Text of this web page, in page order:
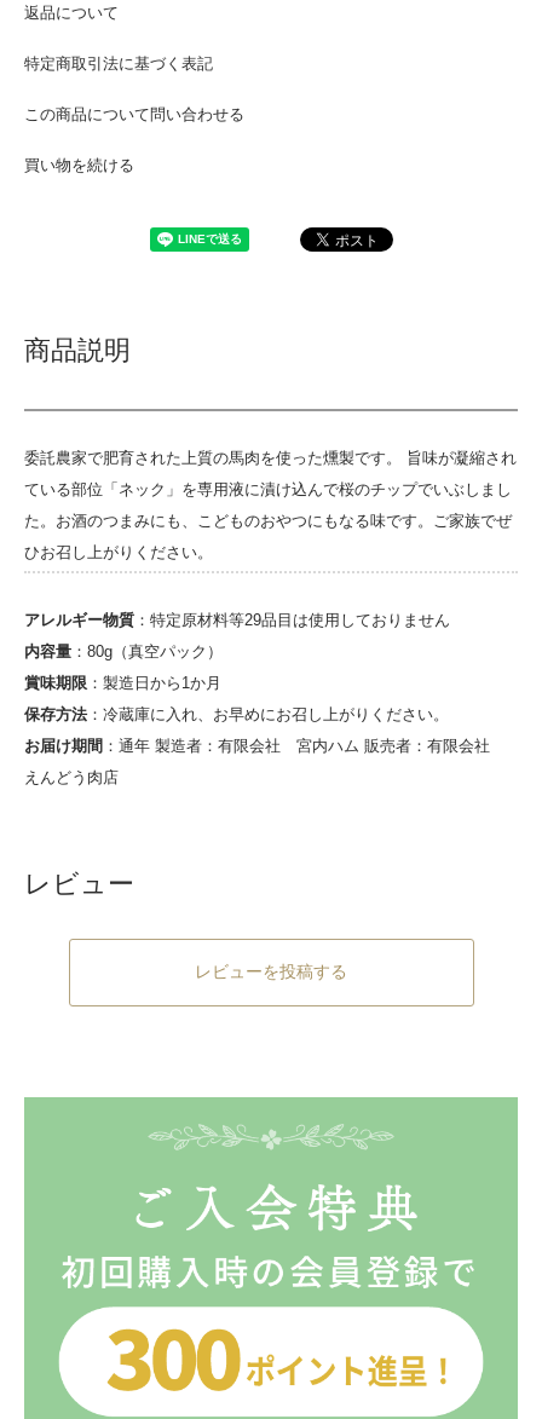
返品について
特定商取引法に基づく表記
この商品について問い合わせる
買い物を続ける
商品説明
委託農家で肥育された上質の馬肉を使った燻製です。 旨味が凝縮され
ている部位「ネック」を専用液に漬け込んで桜のチップでいぶしまし
た。お酒のつまみにも、こどものおやつにもなる味です。ご家族でぜ
ひお召し上がりください。
アレルギー物質 ：特定原材料等29品目は使用しておりません
内容量 ：80g（真空パック）
賞味期限 ：製造日から1か月
保存方法 ：冷蔵庫に入れ、お早めにお召し上がりください。
お届け期間 ：通年 製造者：有限会社 宮内ハム 販売者：有限会社
えんどう肉店
レビュー
レビューを投稿する